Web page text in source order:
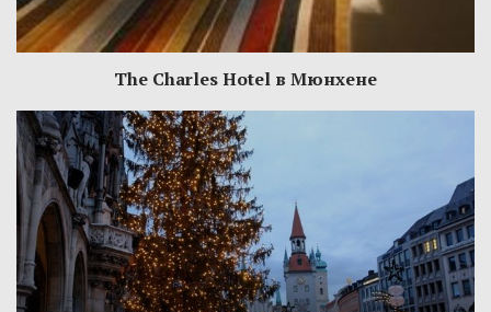
The Charles Hotel в Мюнхене